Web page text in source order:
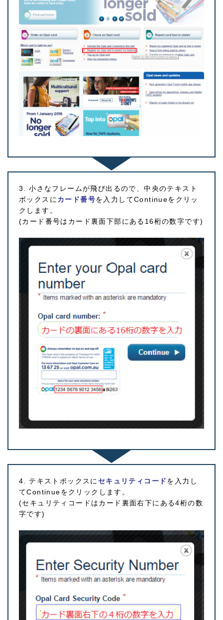
3. 小さなフレームが飛び出るので、中央のテキスト
ボックスに カード番号を入力してContinueをクリッ
クします。
(カード番号はカード裏面下部にある16桁の数字です)
4. テキストボックスに セキュリティコードを入力し
てContinueをクリックします。
(セキュリティコードはカード裏面右下にある4桁の数
字です)